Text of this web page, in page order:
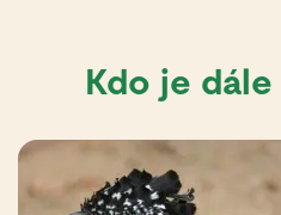
Kdo je